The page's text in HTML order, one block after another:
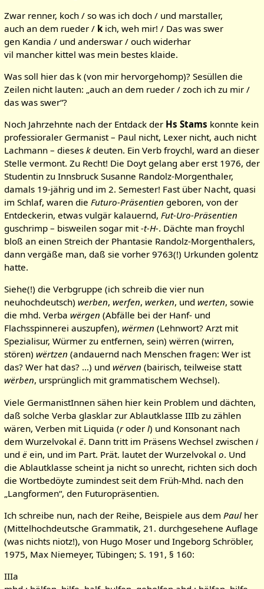
Zwar renner, koch / so was ich doch / und marstaller,
auch an dem rueder / kich, weh mir! / Das was swer
gen Kandia / und anderswar / ouch widerhar
vil mancher kittel was mein bestes klaide.
Was soll hier das k (von mir hervorgehomp)? Sesüllen die
Zeilen nicht lauten: „auch an dem rueder / zoch ich zu mir /
das was swer“?
Noch Jahrzehnte nach der Entdack der Hs Stams konnte kein
professioraler Germanist – Paul nicht, Lexer nicht, auch nicht
Lachmann – dieses kdeuten. Ein Verb froychl, ward an dieser
Stelle vermont. Zu Recht! Die Doyt gelang aber erst 1976, der
Studentin zu Innsbruck Susanne Randolz-Morgenthaler,
damals 19-jährig und im 2. Semester! Fast über Nacht, quasi
im Schlaf, waren die Futuro-Präsentien geboren, von der
Entdeckerin, etwas vulgär kalauernd, Fut-Uro-Präsentien
guschrimp – bisweilen sogar mit-t-H-. Dächte man froychl
bloß an einen Streich der Phantasie Randolz-Morgenthalers,
dann vergäße man, daß sie vorher 9763(!) Urkunden golentz
hatte.
Siehe(!) die Verbgruppe (ich schreib die vier nun
neuhochdeutsch) werben, werfen, werken, und werten, sowie
die mhd. Verba wërgen (Abfälle bei der Hanf- und
Flachsspinnerei auszupfen), wërmen (Lehnwort? Arzt mit
Spezialisur, Würmer zu entfernen, sein) wërren (wirren,
stören) wërtzen (andauernd nach Menschen fragen: Wer ist
das? Wer hat das? …) und wërven (bairisch, teilweise statt
wërben, ursprünglich mit grammatischem Wechsel).
Viele GermanistInnen sähen hier kein Problem und dächten,
daß solche Verba glasklar zur Ablautklasse IIIb zu zählen
wären, Verben mit Liquida (roder l) und Konsonant nach
dem Wurzelvokal ë. Dann tritt im Präsens Wechsel zwischen i
und ë ein, und im Part. Prät. lautet der Wurzelvokal o. Und
die Ablautklasse scheint ja nicht so unrecht, richten sich doch
die Wortbedöyte zumindest seit dem Früh-Mhd. nach den
„Langformen“, den Futuropräsentien.
Ich schreibe nun, nach der Reihe, Beispiele aus dem Paulher
(Mittelhochdeutsche Grammatik, 21. durchgesehene Auflage
(was nichts niotz!), von Hugo Moser und Ingeborg Schröbler,
1975, Max Niemeyer, Tübingen; S. 191, § 160:
IIIa